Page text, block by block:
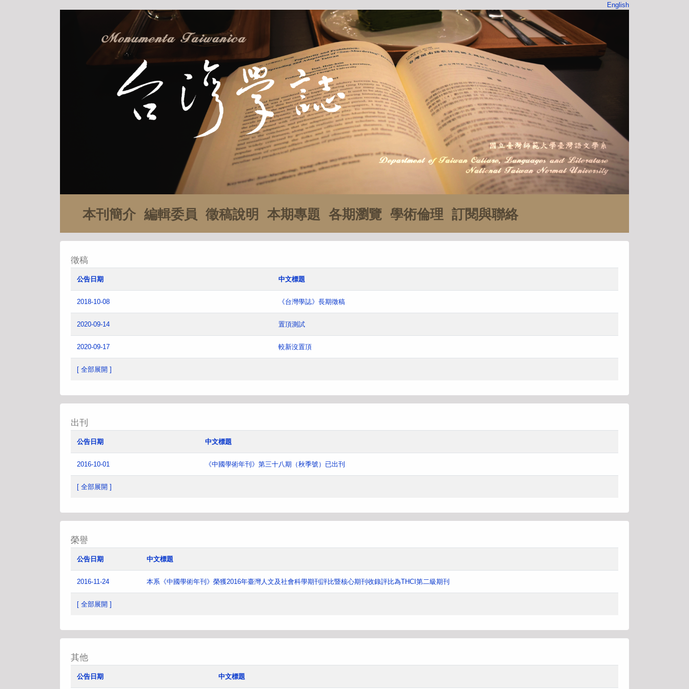
English
本刊簡介 編輯委員 徵稿說明 本期專題 各期瀏覽 學術倫理 訂閱與聯絡
徵稿
公告日期 中文標題
2018-10-08 《台灣學誌》長期徵稿
2020-09-14 置頂測試
2020-09-17 較新沒置頂
[ 全部展開 ]
出刊
公告日期 中文標題
2016-10-01 《中國學術年刊》第三十八期（秋季號）已出刊
[ 全部展開 ]
榮譽
公告日期 中文標題
2016-11-24 本系《中國學術年刊》榮獲2016年臺灣人文及社會科學期刊評比暨核心期刊收錄評比為THCI第二級期刊
[ 全部展開 ]
其他
公告日期 中文標題